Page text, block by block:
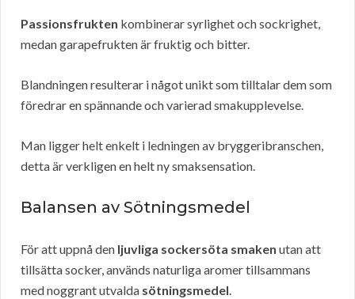
Passionsfrukten kombinerar syrlighet och sockrighet,
medan garapefrukten är fruktig och bitter.
Blandningen resulterar i något unikt som tilltalar dem som
föredrar en spännande och varierad smakupplevelse.
Man ligger helt enkelt i ledningen av bryggeribranschen,
detta är verkligen en helt ny smaksensation.
Balansen av Sötningsmedel
För att uppnå den ljuvliga sockersöta smaken utan att
tillsätta socker, används naturliga aromer tillsammans
med noggrant utvalda sötningsmedel.